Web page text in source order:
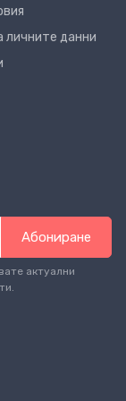
личните данни
Абониране
актуални